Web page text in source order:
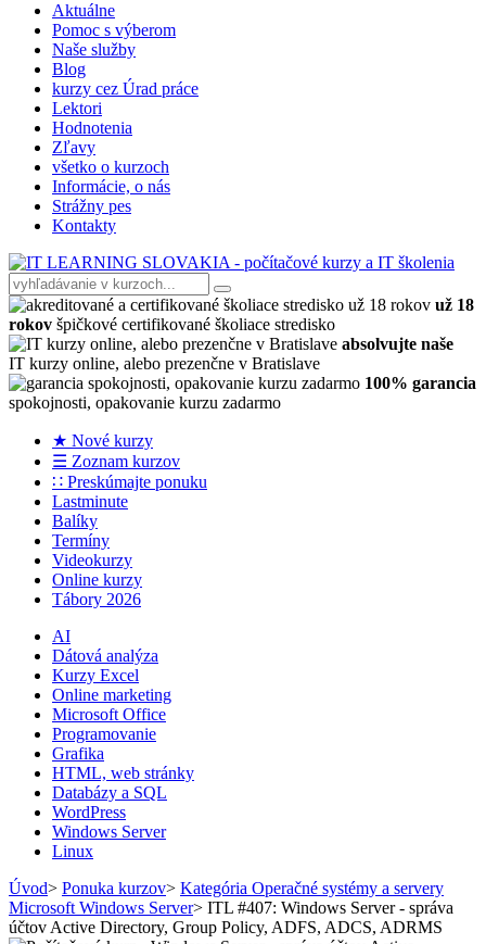
Aktuálne
Pomoc s výberom
Naše služby
Blog
kurzy cez Úrad práce
Lektori
Hodnotenia
Zľavy
všetko o kurzoch
Informácie, o nás
Strážny pes
Kontakty
už 18
rokov špičkové certifikované školiace stredisko
absolvujte naše
IT kurzy online, alebo prezenčne v Bratislave
100% garancia
spokojnosti, opakovanie kurzu zadarmo
★ Nové kurzy
☰ Zoznam kurzov
∷ Preskúmajte ponuku
Lastminute
Balíky
Termíny
Videokurzy
Online kurzy
Tábory 2026
AI
Dátová analýza
Kurzy Excel
Online marketing
Microsoft Office
Programovanie
Grafika
HTML, web stránky
Databázy a SQL
WordPress
Windows Server
Linux
Úvod> Ponuka kurzov> Kategória Operačné systémy a servery
Microsoft Windows Server> ITL #407: Windows Server - správa
účtov Active Directory, Group Policy, ADFS, ADCS, ADRMS